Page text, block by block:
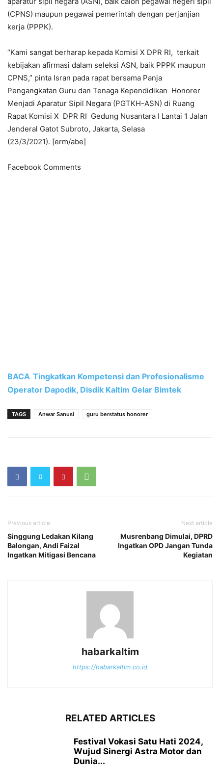
(CPNS) maupun pegawai pemerintah dengan perjanjian
kerja (PPPK).
“Kami sangat berharap kepada Komisi X DPR RI, terkait
kebijakan afirmasi dalam seleksi ASN, baik PPPK maupun
CPNS,” pinta Isran pada rapat bersama Panja
Pengangkatan Guru dan Tenaga Kependidikan Honorer
Menjadi Aparatur Sipil Negara (PGTKH-ASN) di Ruang
Rapat Komisi X DPR RI Gedung Nusantara I Lantai 1 Jalan
Jenderal Gatot Subroto, Jakarta, Selasa
(23/3/2021). [erm/abe]
Facebook Comments
BACA Tingkatkan Kompetensi dan Profesionalisme
Operator Dapodik, Disdik Kaltim Gelar Bimtek
TAGS Anwar Sanusi guru berstatus honorer
Previous article
Singgung Ledakan Kilang
Balongan, Andi Faizal
Ingatkan Mitigasi Bencana
Next article
Musrenbang Dimulai, DPRD
Ingatkan OPD Jangan Tunda
Kegiatan
habarkaltim
https://habarkaltim.co.id
RELATED ARTICLES
Festival Vokasi Satu Hati 2024,
Wujud Sinergi Astra Motor dan
Dunia...